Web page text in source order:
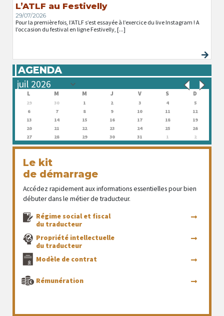
L’ATLF au Festivelly
29/07/2026
Pour la première fois, l’ATLF s’est essayée à l’exercice du live Instagram ! A
l’occasion du festival en ligne Festivelly, [...]
AGENDA
L M M J V S D
29 30 1 2 3 4
5
6
7 8 9 10 11
12
13
14 15 16 17 18
19
20
21 22 23 24 25
26
27
28 29 30 31 1 2
Le kit
de démarrage
Accédez rapidement aux informations essentielles pour bien
débuter dans le métier de traducteur.
Régime social et fiscal
du traducteur
Propriété intellectuelle
du traducteur
Modèle de contrat
Rémunération